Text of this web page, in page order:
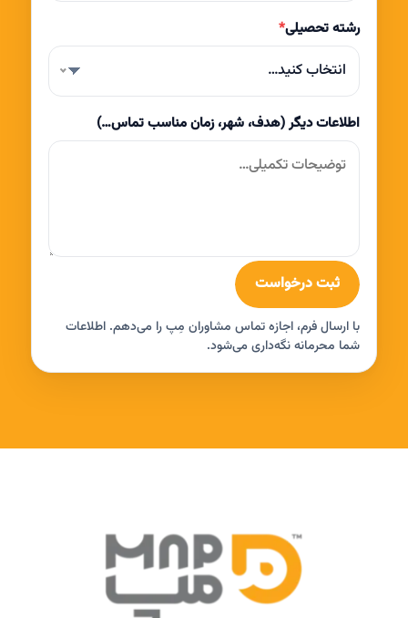
رشته تحصیلی*
انتخاب کنید…
اطلاعات دیگر (هدف، شهر، زمان مناسب تماس…)
ثبت درخواست
با ارسال فرم، اجازه تماس مشاوران مِپ را می‌دهم. اطلاعات
شما محرمانه نگه‌داری می‌شود.